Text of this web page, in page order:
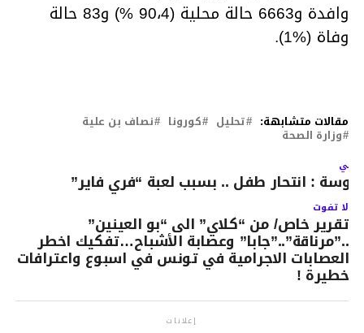
وافدة و6663 حالة محلية (90،4 %) و83 حالة
وفاة (%1).
مقالات متشابهة: تحليل كورونا نصاف بن علية
وزارة الصحة
: انتحار طفل .. بسبب لعبة “فري فاير”
لا تفوت
تقرير خاص/ من “كلاي” الى “بو العينين”
..”مرناقة”..”جابا” وعصابة الأشباح…تفكيك اخطر
العصابات الاجرامية في تونس في اسبوع واعترافات
خطيرة !
إعلانات